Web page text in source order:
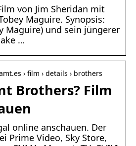
von Jim Sheridan mit
Maguire. Synopsis:
Maguire) und sein jüngerer
…
› film › details › brothers
Brothers? Film
online anschauen. Der
Prime Video, Sky Store,